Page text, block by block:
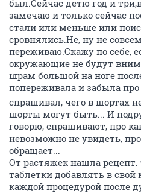
был.Сейчас детю год и
замечаю и только сейчас
стали или меньше или
сровнялись.Не, ну не
переживаю.Скажу по себе,
окружающие не будут
шрам большой на ноге
попереживала и забыла
спрашивал, чего в шортах
шорты могут быть... И
говорю, спрашивают, про
невозможно не увидеть,
обращает...
От растяжек нашла
таблетки добавлять в свой
каждой процедурой после